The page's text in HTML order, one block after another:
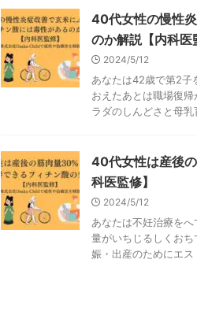
40代女性の慢性
のか解説【内科医
2024/5/12
あなたは42歳で第2子
おえたあとは職場復
ラダのしんどさと母
40代女性は産後
科医監修】
2024/5/12
あなたは不妊治療を
量がいちじるしくお
娠・出産のためにエ